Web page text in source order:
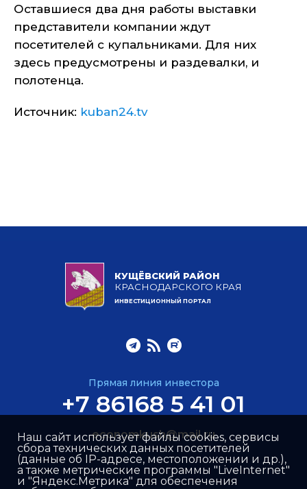
Оставшиеся два дня работы выставки
представители компании ждут
посетителей с купальниками. Для них
здесь предусмотрены и раздевалки, и
полотенца.
Источник: kuban24.tv
КУЩЁВСКИЙ РАЙОН
КРАСНОДАРСКОГО КРАЯ
ИНВЕСТИЦИОННЫЙ ПОРТАЛ
Прямая линия инвестора
+7 86168 5 41 01
economkush@mail.ru
Наш сайт использует файлы cookies, сервисы
сбора технических данных посетителей
(данные об IP-адресе, местоположении и др.),
а также метрические программы "LiveInternet"
и "Яндекс.Метрика" для обеспечения